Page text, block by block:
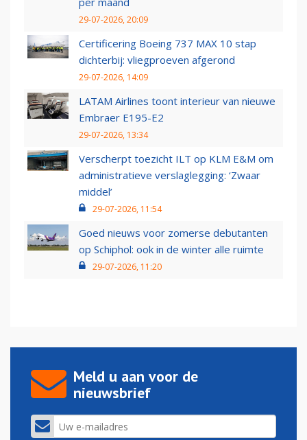
29-07-2026, 20:09
Certificering Boeing 737 MAX 10 stap
dichterbij: vliegproeven afgerond
29-07-2026, 14:09
LATAM Airlines toont interieur van nieuwe
Embraer E195-E2
29-07-2026, 13:34
Verscherpt toezicht ILT op KLM E&M om
administratieve verslaglegging: ‘Zwaar
middel’
29-07-2026, 11:54
Goed nieuws voor zomerse debutanten
op Schiphol: ook in de winter alle ruimte
29-07-2026, 11:20
Meld u aan voor de
nieuwsbrief